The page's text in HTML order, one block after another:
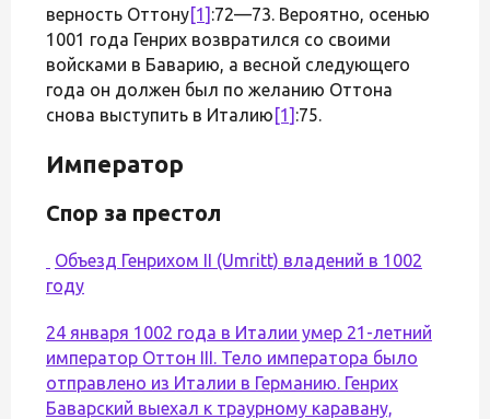
верность Оттону[1] :72—73. Вероятно, осенью
1001 года Генрих возвратился со своими
войсками в Баварию, а весной следующего
года он должен был по желанию Оттона
снова выступить в Италию [1] :75.
Император
Спор за престол
Объезд Генрихом II (Umritt) владений в 1002
году
24 января 1002 года в Италии умер 21-летний
император Оттон III. Тело императора было
отправлено из Италии в Германию. Генрих
Баварский выехал к траурному каравану,